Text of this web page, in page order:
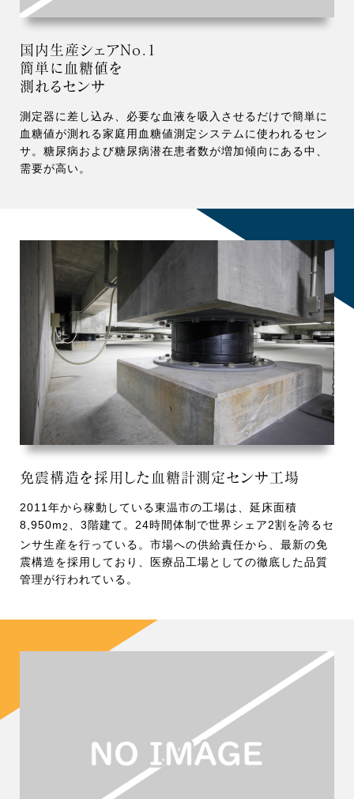
国内生産シェアNo.1
簡単に血糖値を
測れるセンサ
測定器に差し込み、必要な血液を吸入させるだけで簡単に
血糖値が測れる家庭用血糖値測定システムに使われるセン
サ。糖尿病および糖尿病潜在患者数が増加傾向にある中、
需要が高い。
免震構造を採用した血糖計測定センサ工場
2011年から稼動している東温市の工場は、延床面積
8,950m2
、3階建て。24時間体制で世界シェア2割を誇るセ
ンサ生産を行っている。市場への供給責任から、最新の免
震構造を採用しており、医療品工場としての徹底した品質
管理が行われている。